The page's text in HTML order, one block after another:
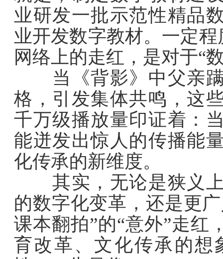
业研发一批示范性精品
业开发数字教材。一定
网络上的走红，是对于“
当《背影》中父亲蹒
格，引发集体共鸣，这
千万级播放量印证着：
能迸发出惊人的传播能
化传承的新维度。
其实，无论是狭义上
的数字化变革，还是更
课本翻拍”的“意外”走红
育改革、文化传承的想